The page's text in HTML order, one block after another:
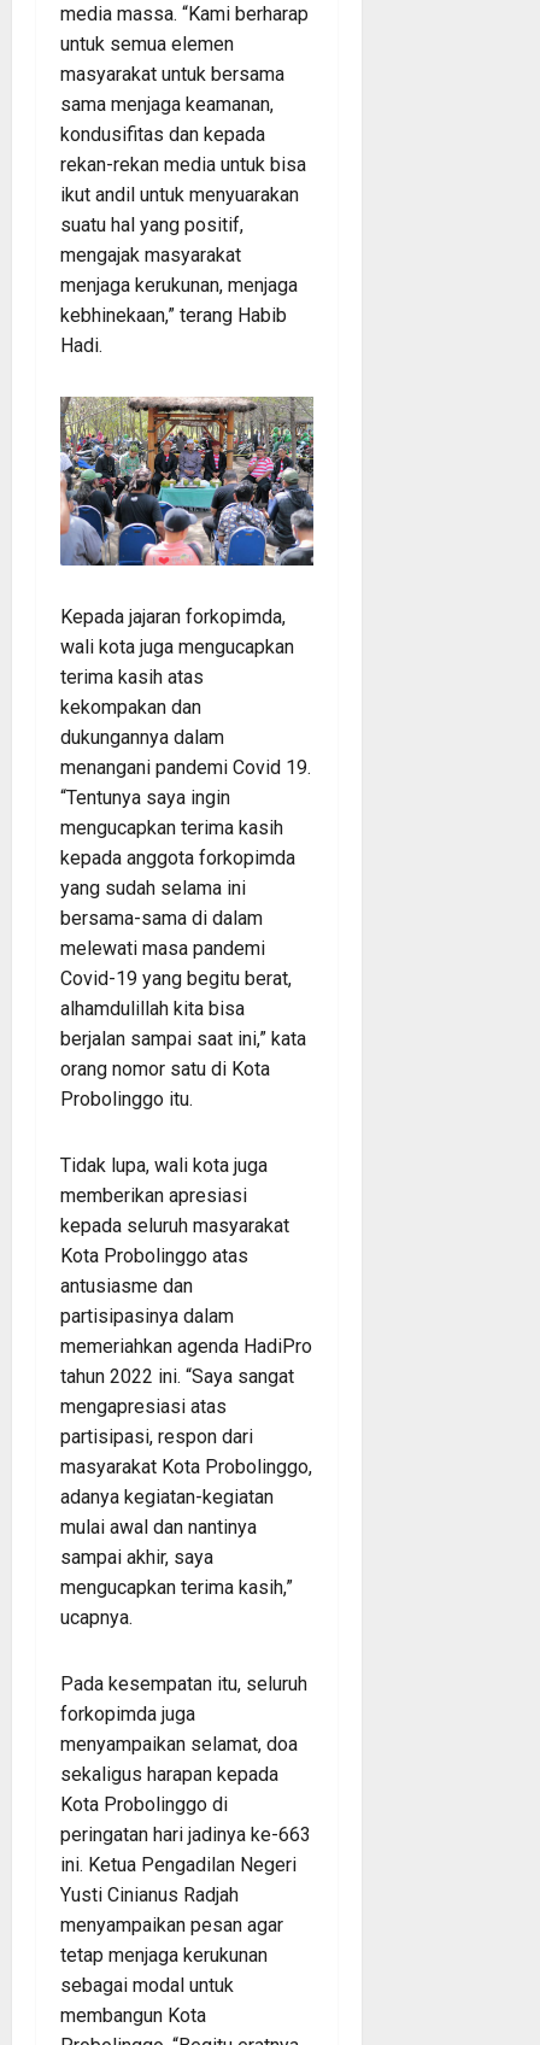
media massa. “Kami berharap
untuk semua elemen
masyarakat untuk bersama
sama menjaga keamanan,
kondusifitas dan kepada
rekan-rekan media untuk bisa
ikut andil untuk menyuarakan
suatu hal yang positif,
mengajak masyarakat
menjaga kerukunan, menjaga
kebhinekaan,” terang Habib
Hadi.
Kepada jajaran forkopimda,
wali kota juga mengucapkan
terima kasih atas
kekompakan dan
dukungannya dalam
menangani pandemi Covid 19.
“Tentunya saya ingin
mengucapkan terima kasih
kepada anggota forkopimda
yang sudah selama ini
bersama-sama di dalam
melewati masa pandemi
Covid-19 yang begitu berat,
alhamdulillah kita bisa
berjalan sampai saat ini,” kata
orang nomor satu di Kota
Probolinggo itu.
Tidak lupa, wali kota juga
memberikan apresiasi
kepada seluruh masyarakat
Kota Probolinggo atas
antusiasme dan
partisipasinya dalam
memeriahkan agenda HadiPro
tahun 2022 ini. “Saya sangat
mengapresiasi atas
partisipasi, respon dari
masyarakat Kota Probolinggo,
adanya kegiatan-kegiatan
mulai awal dan nantinya
sampai akhir, saya
mengucapkan terima kasih,”
ucapnya.
Pada kesempatan itu, seluruh
forkopimda juga
menyampaikan selamat, doa
sekaligus harapan kepada
Kota Probolinggo di
peringatan hari jadinya ke-663
ini. Ketua Pengadilan Negeri
Yusti Cinianus Radjah
menyampaikan pesan agar
tetap menjaga kerukunan
sebagai modal untuk
membangun Kota